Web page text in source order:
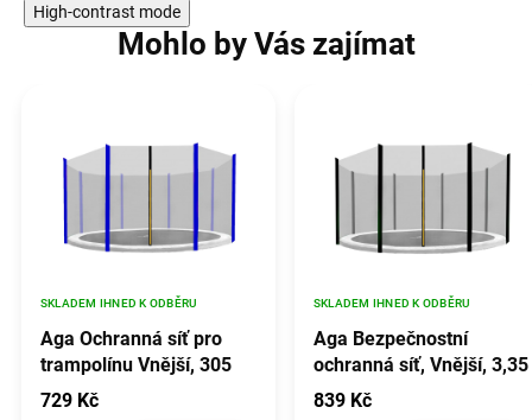
High-contrast mode
Mohlo by Vás zajímat
Aga Ochranná síť pro
trampolínu Vnější, 305
cm, na 8 tyčí, Černá síť /
SKLADEM IHNED K ODBĚRU
729 Kč
Aga Bezpečnostní
ochranná síť, Vnější, 3,35
m, nosnost 150 kg,
SKLADEM IHNED K ODBĚRU
839 Kč